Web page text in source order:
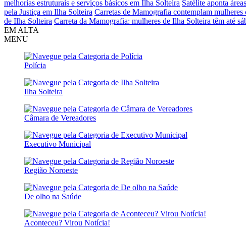
melhorias estruturais e serviços básicos em Ilha Solteira Satélite aponta
pela Justiça em Ilha Solteira Carretas de Mamografia contemplam
de Ilha Solteira Carreta da Mamografia: mulheres de Ilha Solteira têm até
EM ALTA
MENU
Polícia
Ilha Solteira
Câmara de Vereadores
Executivo Municipal
Região Noroeste
De olho na Saúde
Aconteceu? Virou Notícia!